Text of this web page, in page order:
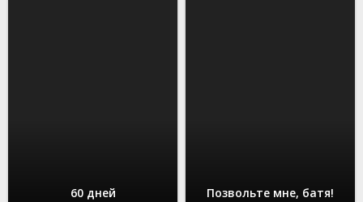
60 дней Позвольте мне, батя!